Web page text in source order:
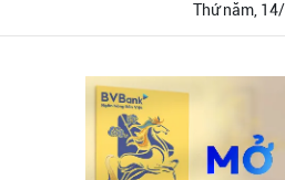
Thứ năm,